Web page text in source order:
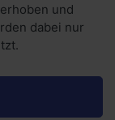
und
dabei nur